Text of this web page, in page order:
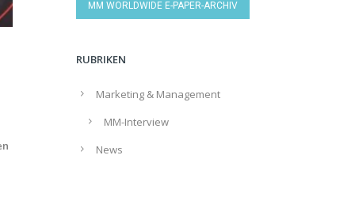
MM WORLDWIDE E-PAPER-ARCHIV
RUBRIKEN
Marketing & Management
MM-Interview
News